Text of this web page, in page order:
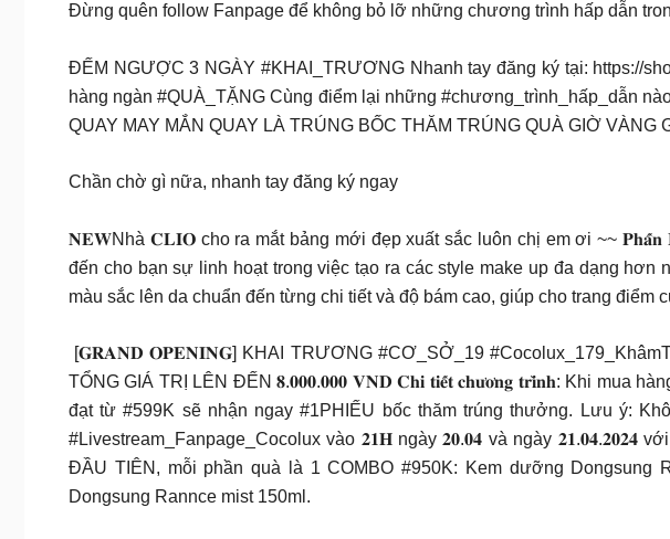
Đừng quên follow Fanpage để không bỏ lỡ những chương trình hấp dẫn
ĐẾM NGƯỢC 3 NGÀY #KHAI_TRƯƠNG Nhanh tay đăng ký tại: https://
hàng ngàn #QUÀ_TẶNG Cùng điểm lại những #chương_trình_hấp_dẫn
QUAY MAY MẮN QUAY LÀ TRÚNG BỐC THĂM TRÚNG QUÀ GIỜ VÀNG
Chần chờ gì nữa, nhanh tay đăng ký ngay
𝐍𝐄𝐖Nhà 𝐂𝐋𝐈𝐎 cho ra mắt bảng mới đẹp xuất sắc luôn chị em ơi ~~ 𝐏𝐡𝐚̂́𝐧
đến cho bạn sự linh hoạt trong việc tạo ra các style make up đa dạng hơn
màu sắc lên da chuẩn đến từng chi tiết và độ bám cao, giúp cho trang điểm
[𝐆𝐑𝐀𝐍𝐃 𝐎𝐏𝐄𝐍𝐈𝐍𝐆] KHAI TRƯƠNG #CƠ_SỞ_19
TỔNG GIÁ TRỊ LÊN ĐẾN 𝟖.𝟎𝟎𝟎.𝟎𝟎𝟎 𝐕𝐍𝐃 𝐂𝐡𝐢 𝐭𝐢𝐞̂́𝐭 𝐜𝐡𝐮̛𝐨̛𝐧𝐠 𝐭𝐫𝐢̀𝐧𝐡: Khi mua
đạt từ #599K sẽ nhận ngay #1PHIẾU bốc thăm trúng thưởng. Lưu ý:
#Livestream_Fanpage_Cocolux vào 𝟐𝟏𝐇 ngày 𝟐𝟎.𝟎𝟒 và ngày 𝟐𝟏.𝟎𝟒.𝟐𝟎𝟐𝟒
ĐẦU TIÊN, mỗi phần quà là 1 COMBO #950K: Kem dưỡng Dongsung
Dongsung Rannce mist 150ml.